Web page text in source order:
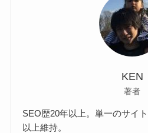
KEN
著者
SEO歴20年以上。単一のサイ
以上維持。